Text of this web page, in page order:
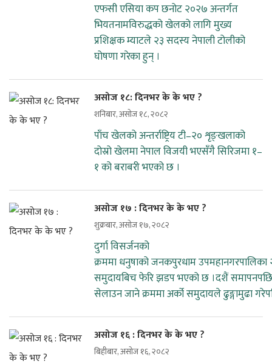
एफसी एसिया कप छनोट २०२७ अन्तर्गत
भियतनामविरुद्धको खेलको लागि मुख्य
प्रशिक्षक म्याटले २३ सदस्य नेपाली टोलीको
घोषणा गरेका हुन् ।
असोज १८: दिनभर के के भए ?
शनिबार, असोज १८, २०८२
पाँच खेलको अन्तर्राष्ट्रिय टी–२० शृङ्खलाको
दोस्रो खेलमा नेपाल विजयी भएसँगै सिरिजमा १–
१ को बराबरी भएको छ ।
असोज १७ : दिनभर के के भए ?
शुक्रबार, असोज १७, २०८२
दुर्गा विसर्जनको
क्रममा धनुषाको जनकपुरधाम उपमहानगरपालिका
समुदायबिच फेरि झडप भएको छ ।दशैं समापनपछि
सेलाउन जाने क्रममा अर्को समुदायले ढुङ्गामुढा
असोज १६ : दिनभर के के भए ?
बिहीबार, असोज १६, २०८२